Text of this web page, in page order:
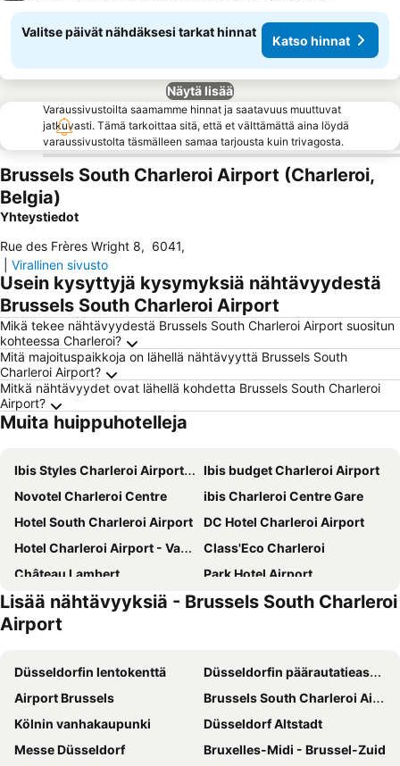
Valitse päivät nähdäksesi tarkat hinnat
Katso hinnat
Näytä lisää
Varaussivustoilta saamamme hinnat ja saatavuus muuttuvat
jatkuvasti. Tämä tarkoittaa sitä, että et välttämättä aina löydä
varaussivustolta täsmälleen samaa tarjousta kuin trivagosta.
Brussels South Charleroi Airport (Charleroi,
Belgia)
Yhteystiedot
Rue des Frères Wright 8, 6041,
Virallinen sivusto
Usein kysyttyjä kysymyksiä nähtävyydestä
Brussels South Charleroi Airport
Mikä tekee nähtävyydestä Brussels South Charleroi Airport suositun
kohteessa Charleroi?
Mitä majoituspaikkoja on lähellä nähtävyyttä Brussels South
Charleroi Airport?
Mitkä nähtävyydet ovat lähellä kohdetta Brussels South Charleroi
Airport?
Muita huippuhotelleja
Ibis Styles Charleroi Airport Aero 44
Ibis budget Charleroi Airport
Novotel Charleroi Centre
ibis Charleroi Centre Gare
Hotel South Charleroi Airport
DC Hotel Charleroi Airport
Hotel Charleroi Airport - Van Der Valk
Class'Eco Charleroi
Château Lambert
Park Hotel Airport
Hôtel La Louve
ibis Charleroi Airport Brussels South
Hotel Tristar
ibis Styles La Louvière
A Fleur de Couette
Lisää nähtävyyksiä - Brussels South Charleroi
Airport
Düsseldorfin lentokenttä
Düsseldorfin päärautatieasema
Airport Brussels
Brussels South Charleroi Airport
Kölnin vanhakaupunki
Düsseldorf Altstadt
Messe Düsseldorf
Bruxelles-Midi - Brussel-Zuid